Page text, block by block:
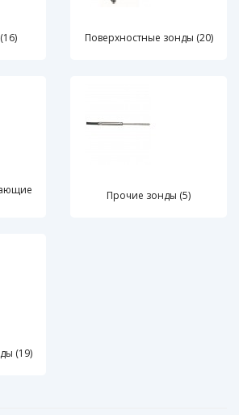
Поверхностные зонды (20)
Прочие зонды (5)
(19)